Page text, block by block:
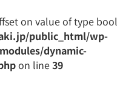
on value of type bool
public_html/wp-
dynamic-
on line39